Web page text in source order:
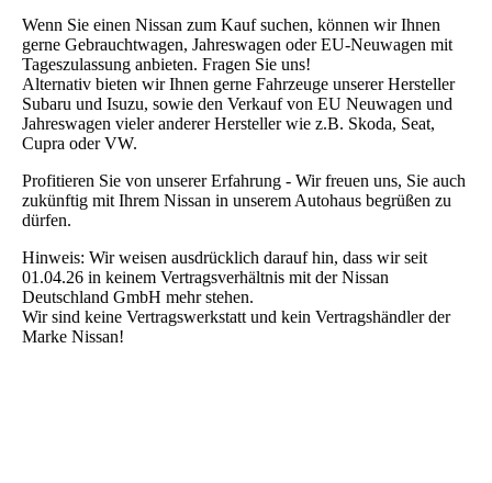
Wenn Sie einen Nissan zum Kauf suchen, können wir Ihnen
gerne Gebrauchtwagen, Jahreswagen oder EU-Neuwagen mit
Tageszulassung anbieten. Fragen Sie uns!
Alternativ bieten wir Ihnen gerne Fahrzeuge unserer Hersteller
Subaru und Isuzu, sowie den Verkauf von EU Neuwagen und
Jahreswagen vieler anderer Hersteller wie z.B. Skoda, Seat,
Cupra oder VW.
Profitieren Sie von unserer Erfahrung - Wir freuen uns, Sie auch
zukünftig mit Ihrem Nissan in unserem Autohaus begrüßen zu
dürfen.
Hinweis: Wir weisen ausdrücklich darauf hin, dass wir seit
01.04.26 in keinem Vertragsverhältnis mit der Nissan
Deutschland GmbH mehr stehen.
Wir sind keine Vertragswerkstatt und kein Vertragshändler der
Marke Nissan!